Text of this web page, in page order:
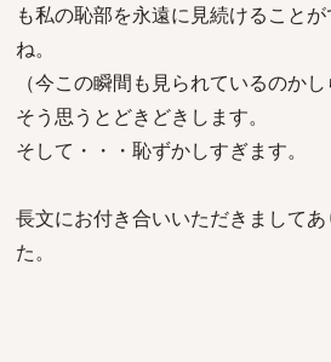
も私の恥部を永遠に見続けること
ね。
（今この瞬間も見られているのかし
そう思うとどきどきします。
そして・・・恥ずかしすぎます。
長文にお付き合いいただきまして
た。